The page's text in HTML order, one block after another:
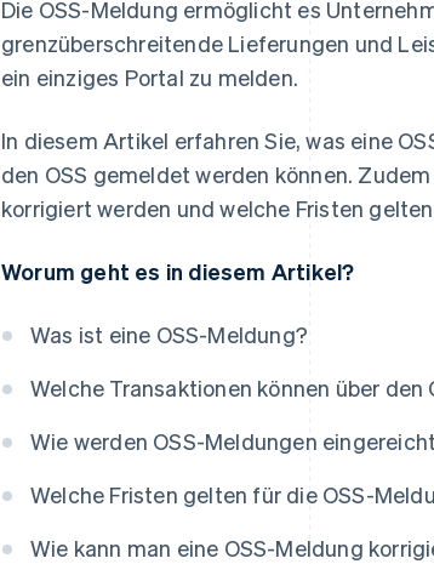
Die OSS-Meldung ermöglicht es
grenzüberschreitende Lieferungen und
ein einziges Portal zu melden.
In diesem Artikel erfahren Sie, was eine
den OSS gemeldet werden können.
korrigiert werden und welche Fristen
Worum geht es in diesem Artikel?
Was ist eine OSS-Meldung?
Welche Transaktionen können über den
Wie werden OSS-Meldungen
Welche Fristen gelten für die OSS-
Wie kann man eine OSS-Meldung